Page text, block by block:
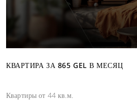
КВАРТИРА ЗА 865 GEL В МЕСЯЦ
Квартиры от 44 кв.м.